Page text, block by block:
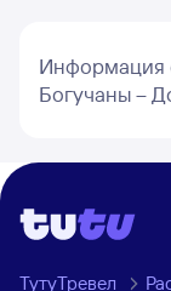
Информация
Богучаны –
ТутуТревел